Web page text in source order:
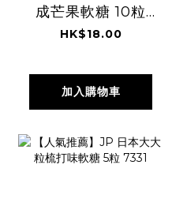
成芒果軟糖 10粒
7050
HK$18.00
加入購物車